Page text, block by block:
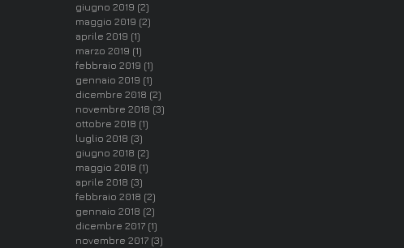
giugno 2019 (2)
maggio 2019 (2)
aprile 2019 (1)
marzo 2019 (1)
febbraio 2019 (1)
gennaio 2019 (1)
dicembre 2018 (2)
novembre 2018 (3)
ottobre 2018 (1)
luglio 2018 (3)
giugno 2018 (2)
maggio 2018 (1)
aprile 2018 (3)
febbraio 2018 (2)
gennaio 2018 (2)
dicembre 2017 (1)
novembre 2017 (3)